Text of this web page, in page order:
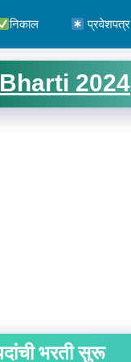
निकाल प्रवेशपत्र
2024
भरती सुरू